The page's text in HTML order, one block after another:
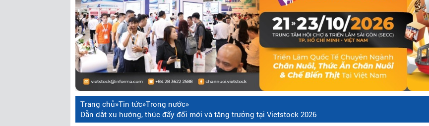
Trang chủ»Tin tức»Trong nước»
Dẫn dắt xu hướng, thúc đẩy đổi mới và tăng trưởng tại Vietstock 2026